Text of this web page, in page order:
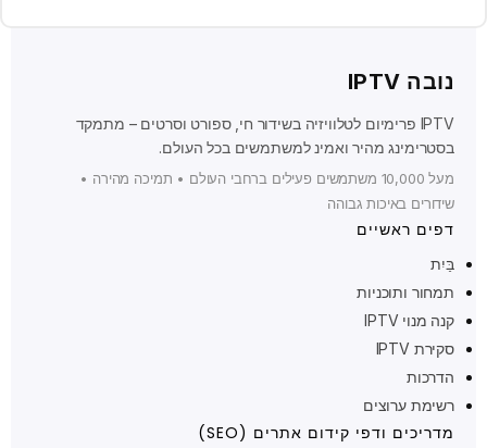
נובה IPTV
IPTV פרימיום לטלוויזיה בשידור חי, ספורט וסרטים – מתמקד
בסטרימינג מהיר ואמינ למשתמשים בכל העולם.
מעל 10,000 משתמשים פעילים ברחבי העולם • תמיכה מהירה •
שידורים באיכות גבוהה
דפים ראשיים
בַּיִת
תמחור ותוכניות
קנה מנוי IPTV
סקירת IPTV
הדרכות
רשימת ערוצים
מדריכים ודפי קידום אתרים (SEO)
Svenska
Polski
Ελληνικά